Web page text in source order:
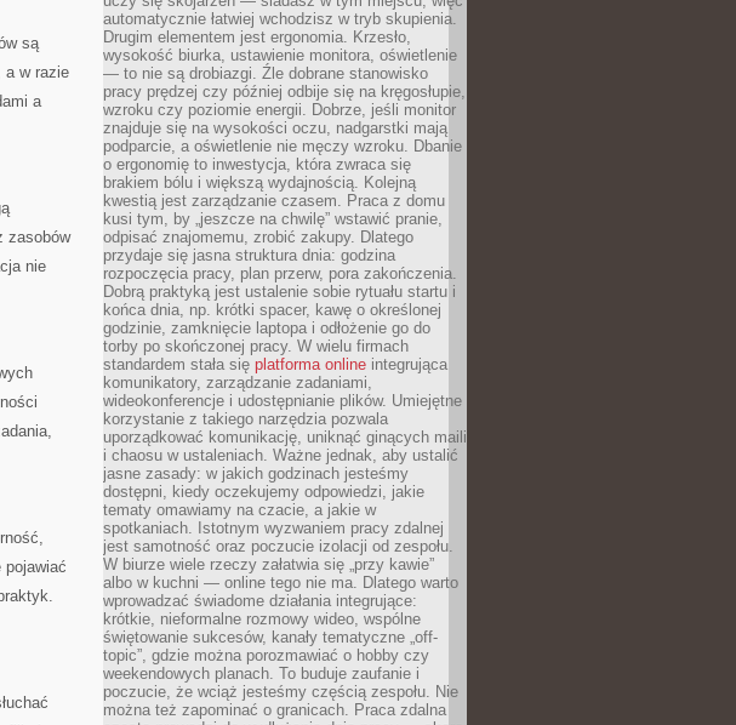
są
a w razie
a
zasobów
nie
pojawiać
automatycznie łatwiej wchodzisz w tryb skupienia.
Drugim elementem jest ergonomia. Krzesło,
wysokość biurka, ustawienie monitora, oświetlenie
— to nie są drobiazgi. Źle dobrane stanowisko
pracy prędzej czy później odbije się na kręgosłupie,
wzroku czy poziomie energii. Dobrze, jeśli monitor
znajduje się na wysokości oczu, nadgarstki mają
podparcie, a oświetlenie nie męczy wzroku. Dbanie
o ergonomię to inwestycja, która zwraca się
brakiem bólu i większą wydajnością. Kolejną
kwestią jest zarządzanie czasem. Praca z domu
kusi tym, by „jeszcze na chwilę” wstawić pranie,
odpisać znajomemu, zrobić zakupy. Dlatego
przydaje się jasna struktura dnia: godzina
rozpoczęcia pracy, plan przerw, pora zakończenia.
Dobrą praktyką jest ustalenie sobie rytuału startu i
końca dnia, np. krótki spacer, kawę o określonej
godzinie, zamknięcie laptopa i odłożenie go do
torby po skończonej pracy. W wielu firmach
standardem stała się platforma online integrująca
komunikatory, zarządzanie zadaniami,
wideokonferencje i udostępnianie plików. Umiejętne
korzystanie z takiego narzędzia pozwala
uporządkować komunikację, uniknąć ginących maili
i chaosu w ustaleniach. Ważne jednak, aby ustalić
jasne zasady: w jakich godzinach jesteśmy
dostępni, kiedy oczekujemy odpowiedzi, jakie
tematy omawiamy na czacie, a jakie w
spotkaniach. Istotnym wyzwaniem pracy zdalnej
jest samotność oraz poczucie izolacji od zespołu.
W biurze wiele rzeczy załatwia się „przy kawie”
albo w kuchni — online tego nie ma. Dlatego warto
wprowadzać świadome działania integrujące:
krótkie, nieformalne rozmowy wideo, wspólne
świętowanie sukcesów, kanały tematyczne „off-
topic”, gdzie można porozmawiać o hobby czy
weekendowych planach. To buduje zaufanie i
poczucie, że wciąż jesteśmy częścią zespołu. Nie
można też zapominać o granicach. Praca zdalna